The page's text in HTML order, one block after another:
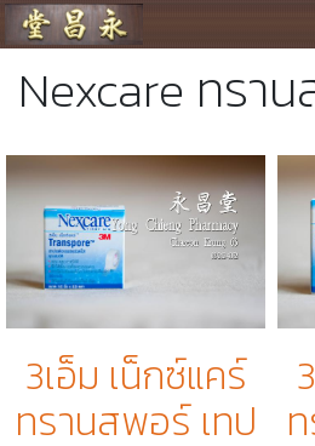
ร้านขายยา ย่งเชียงตึ๊ง
Nexcare ทรา
3เอ็ม เน็กซ์แคร์
ทรานสพอร์ เทป